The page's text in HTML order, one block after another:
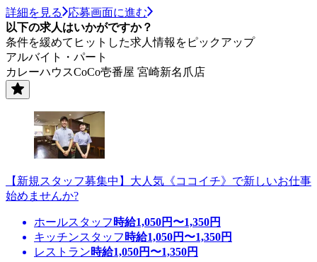
詳細を見る
応募画面に進む
以下の求人はいかがですか？
条件を緩めてヒットした求人情報をピックアップ
アルバイト・パート
カレーハウスCoCo壱番屋 宮崎新名爪店
【新規スタッフ募集中】大人気《ココイチ》で新しいお仕事
始めませんか?
ホールスタッフ 時給1,050円〜1,350円
キッチンスタッフ 時給1,050円〜1,350円
レストラン時給1,050円〜1,350円